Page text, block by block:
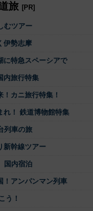
旅 [PR]
むツアー
伊勢志摩
に特急スペーシアで
内旅行特集
！カニ旅行特集！
れ！ 鉄道博物館特集
列車の旅
新幹線ツアー
国内宿泊
！アンパンマン列車
う！